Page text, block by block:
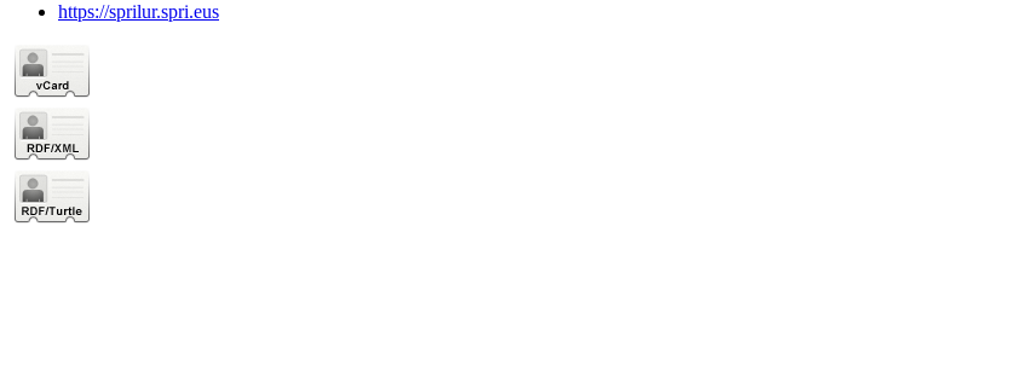
https://sprilur.spri.eus